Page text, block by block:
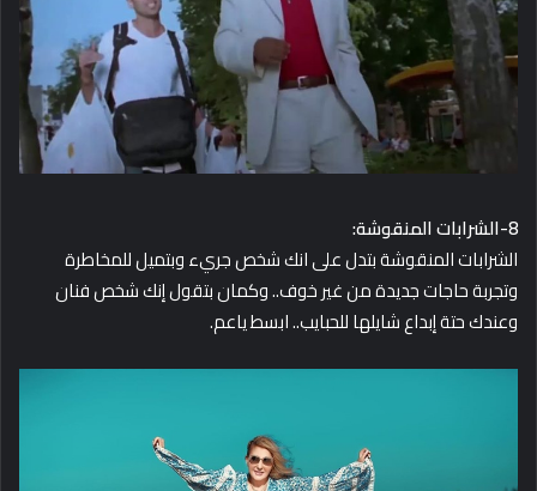
8-الشرابات المنقوشة:
الشرابات المنقوشة بتدل على انك شخص جريء وبتميل للمخاطرة
وتجربة حاجات جديدة من غير خوف.. وكمان بتقول إنك شخص فنان
وعندك حتة إبداع شايلها للحبايب.. ابسط ياعم.